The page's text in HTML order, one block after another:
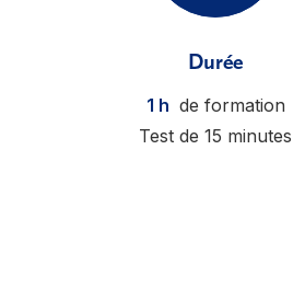
Durée
1 h de formation
Test de 15 minutes